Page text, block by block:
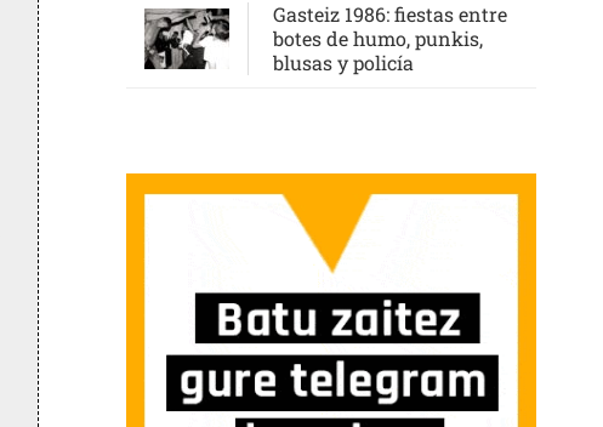
Gasteiz 1986: fiestas entre
botes de humo, punkis,
blusas y policía